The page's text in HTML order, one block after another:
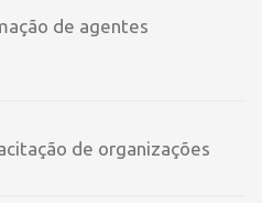
de agentes
de organizações